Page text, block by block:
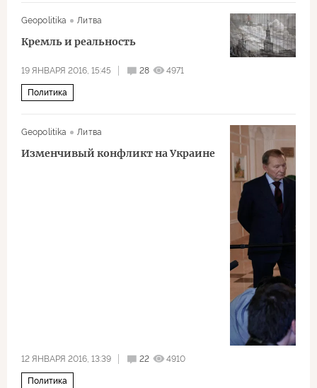
Geopolitika Литва
Кремль и реальность
19 ЯНВАРЯ 2016, 15:45 28 4971
Политика
Geopolitika Литва
Изменчивый конфликт на Украине
12 ЯНВАРЯ 2016, 13:39 22 4910
Политика